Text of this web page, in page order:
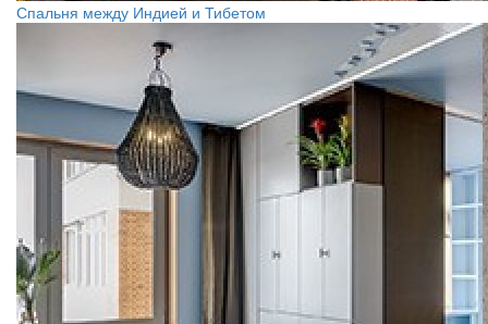
Спальня между Индией и Тибетом